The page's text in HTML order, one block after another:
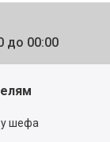
до 00:00
у шефа